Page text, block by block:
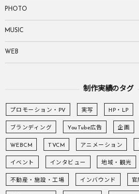
PHOTO
MUSIC
WEB
制作実績のタグ
プロモーション・PV 実写 HP・LP
ブランディング YouTube広告 企画
WEBCM TVCM アニメーション
イベント インタビュー 地域・観光
不動産・施設・工場 インバウンド 官